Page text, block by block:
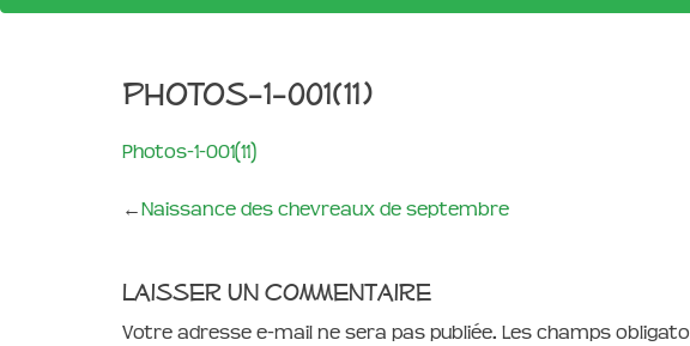
Photos-1-001(11)
Photos-1-001(11)
←Naissance des chevreaux de septembre
Laisser un commentaire
Votre adresse e-mail ne sera pas publiée. Les champs